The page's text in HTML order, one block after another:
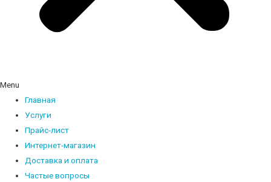
Menu
Главная
Услуги
Прайс-лист
Интернет-магазин
Доставка и оплата
Частые вопросы